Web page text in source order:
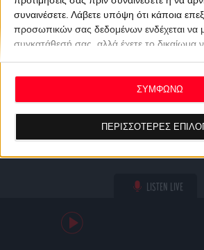
συναινέσετε. Λάβετε υπόψη ότι κάποια
προσωπικών σας δεδομένων ενδέχεται να
συγκατάθεσή σας, αλλά έχετε το δικαίωμα
ανακαλέσετε τη συγκατάθεσή σας ανά πάσα
επιστρέφοντας σε αυτόν τον ιστότοπο και
κουμπί "Απορρήτου" στο κάτω μέρος της
ΠΕΡΙΣΣΟΤΕΡΕΣ
ΣΥΜΦΩΝΩ
LISTEN LIVE